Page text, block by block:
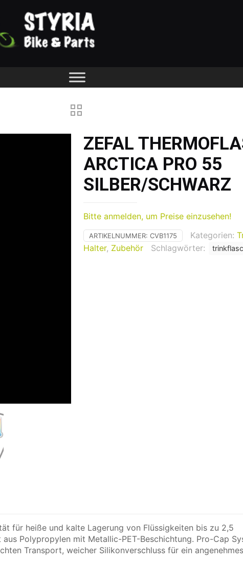
ZEFAL
ARCTICA PRO 55
SILBER/SCHWARZ
Bitte anmelden, um Preise einzusehen!
ARTIKELNUMMER: CVB1175 Kategorien:
Halter, Zubehör Schlagwörter:
für heiße und kalte Lagerung von Flüssigkeiten bis zu 2,5
Polypropylen mit Metallic-PET-Beschichtung. Pro-Cap
Transport, weicher Silikonverschluss für ein